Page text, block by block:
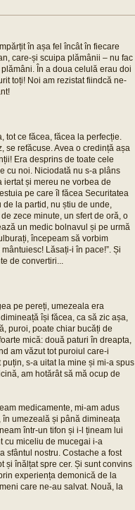
în așa fel încât în fiecare
care-și scuipa plămânii – nu fac
În a doua celulă erau doi
toți! Noi am rezistat fiindcă ne-
tot ce făcea, făcea la perfecție.
se refăcuse. Avea o credință așa
Era desprins de toate cele
cu noi. Niciodată nu s-a plâns
și mereu ne vorbea de
pe care îl făcea Securitatea
la partid, nu știu de unde,
zece minute, un sfert de oră, o
un medic bolnavul și pe urmă
începeam să vorbim
Lăsați-i în pace!”. Și
de convertiri...
pe pereți, umezeala era
își făcea, ca să zic așa,
puroi, poate chiar bucăți de
mică: două paturi în dreapta,
am văzut tot puroiul care-i
s-a uitat la mine și mi-a spus
am hotărât să mă ocup de
medicamente, mi-am adus
umezeală și până dimineața
într-un tifon și i-l țineam lui
cu miceliu de mucegai i-a
sfântul nostru. Costache a fost
și înălțat spre cer. Și sunt convins
experiența demonică de la
care ne-au salvat. Nouă, la